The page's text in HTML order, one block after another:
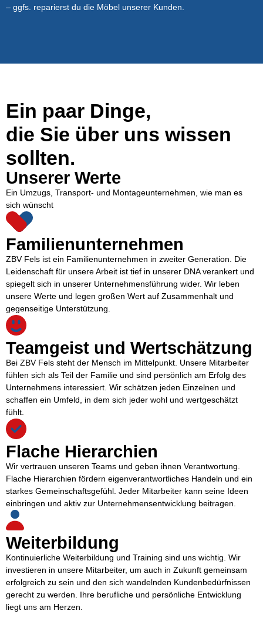
– ggfs. reparierst du die Möbel unserer Kunden.
Ein paar Dinge,
die Sie über uns wissen
sollten.
Unserer Werte
Ein Umzugs, Transport- und Montageunternehmen, wie man es
sich wünscht
Familienunternehmen
ZBV Fels ist ein Familienunternehmen in zweiter Generation. Die
Leidenschaft für unsere Arbeit ist tief in unserer DNA verankert und
spiegelt sich in unserer Unternehmensführung wider. Wir leben
unsere Werte und legen großen Wert auf Zusammenhalt und
gegenseitige Unterstützung.
Teamgeist und Wertschätzung
Bei ZBV Fels steht der Mensch im Mittelpunkt. Unsere Mitarbeiter
fühlen sich als Teil der Familie und sind persönlich am Erfolg des
Unternehmens interessiert. Wir schätzen jeden Einzelnen und
schaffen ein Umfeld, in dem sich jeder wohl und wertgeschätzt
fühlt.
Flache Hierarchien
Wir vertrauen unseren Teams und geben ihnen Verantwortung.
Flache Hierarchien fördern eigenverantwortliches Handeln und ein
starkes Gemeinschaftsgefühl. Jeder Mitarbeiter kann seine Ideen
einbringen und aktiv zur Unternehmensentwicklung beitragen.
Weiterbildung
Kontinuierliche Weiterbildung und Training sind uns wichtig. Wir
investieren in unsere Mitarbeiter, um auch in Zukunft gemeinsam
erfolgreich zu sein und den sich wandelnden Kundenbedürfnissen
gerecht zu werden. Ihre berufliche und persönliche Entwicklung
liegt uns am Herzen.